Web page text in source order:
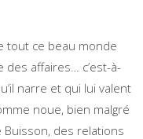
tout ce beau monde
des affaires… c’est-à-
narre et qui lui valent
noue, bien malgré
Buisson, des relations